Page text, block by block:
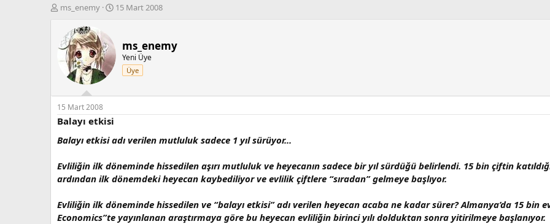
K
b
u
y
a
ş
l
a
t
n
ms_enemy
B
a
n
ç
a
i
i
15 Mart 2008
ms_enemy
Yeni Üye
Üye
15 Mart 2008
Balayı etkisi
Balayı etkisi adı verilen mutluluk sadece 1 yıl sürüyor...
Evliliğin ilk döneminde hissedilen aşırı mutluluk ve heyecanın sadece bir yıl sürdüğü belirlendi. 15 bin çiftin
ardından ilk dönemdeki heyecan kaybediliyor ve evlilik çiftlere “sıradan” gelmeye başlıyor.
Evliliğin ilk döneminde hissedilen ve “balayı etkisi” adı verilen heyecan acaba ne kadar sürer? Almanya’da 15 bin
Economics”te yayınlanan araştırmaya göre bu heyecan evliliğin birinci yılı dolduktan sonra yitirilmeye başlanıyor.